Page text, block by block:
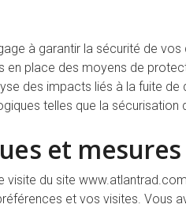
à garantir la sécurité de
en place des moyens de
des impacts liés à la fuite
telles que la sécurisation
et mesures
visite du site www.atlantrad.com
et vos visites. Vous